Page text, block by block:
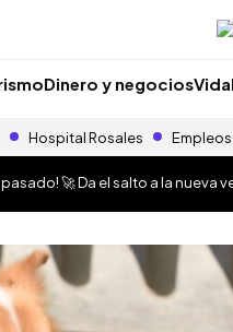
Dinero y negociosVida
Hospital Rosales
🚀 Da el salto a la nueva